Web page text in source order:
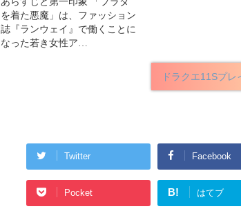
を着た悪魔」は、ファッション
誌『ランウェイ』で働くことに
なった若き女性ア…
ドラクエ11Sプレ
Twitter Facebook
Pocket B! はてブ